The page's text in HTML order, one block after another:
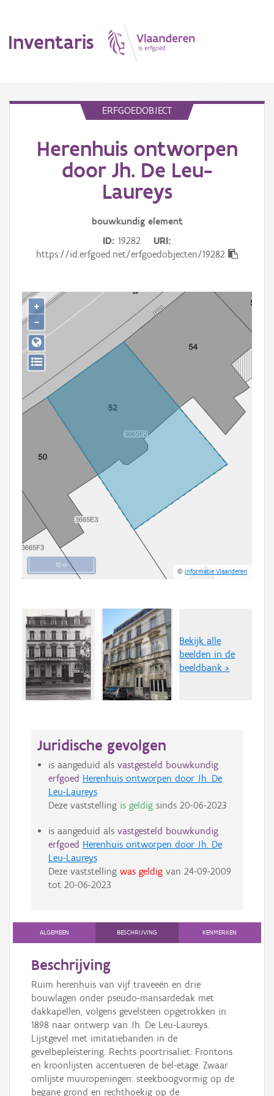
Inventaris
Erfgoedobject
Aanduidingsobject
Gebeurtenis
Downloads
Hergebruik
Aanmelden
ERFGOEDOBJECT
Herenhuis ontworpen
door Jh. De Leu-
Laureys
bouwkundig element
ID 19282
URI
https://id.erfgoed.net/erfgoedobjecten/19282
10 m
©Informatie Vlaanderen
+
−
Bekijk alle
beelden in de
beeldbank >
Juridische gevolgen
is aangeduid als vastgesteld bouwkundig
erfgoed Herenhuis ontworpen door Jh. De
Leu-Laureys
Deze vaststelling is geldigsinds 20-06-2023
is aangeduid als vastgesteld bouwkundig
erfgoed Herenhuis ontworpen door Jh. De
Leu-Laureys
Deze vaststelling was geldigvan 24-09-2009
tot 20-06-2023
ALGEMEEN BESCHRIJVING KENMERKEN
Beschrijving
Ruim herenhuis van vijf traveeën en drie
bouwlagen onder pseudo-mansardedak met
dakkapellen, volgens gevelsteen opgetrokken in
1898 naar ontwerp van Jh. De Leu-Laureys.
Lijstgevel met imitatiebanden in de
gevelbepleistering. Rechts poortrisaliet. Frontons
en kroonlijsten accentueren de bel-etage. Zwaar
omlijste muuropeningen: steekboogvormig op de
begane grond en rechthoekig op de